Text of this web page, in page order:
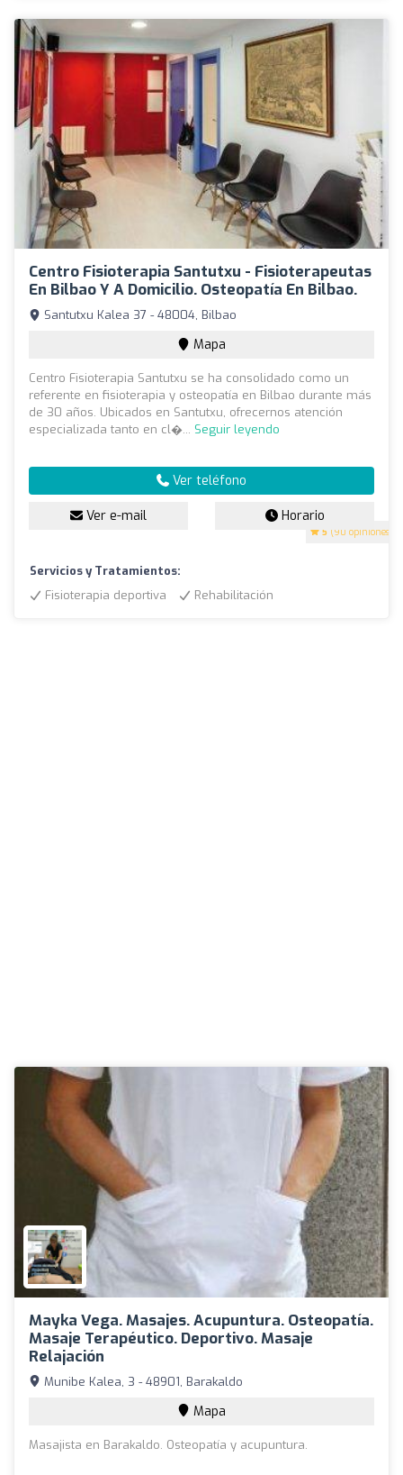
Centro Fisioterapia Santutxu - Fisioterapeutas
En Bilbao Y A Domicilio. Osteopatía En Bilbao.
5 (90 opiniones)
Santutxu Kalea 37 - 48004, Bilbao
Mapa
Centro Fisioterapia Santutxu se ha consolidado como un
referente en fisioterapia y osteopatía en Bilbao durante más
de 30 años. Ubicados en Santutxu, ofrecernos atención
especializada tanto en cl�... Seguir leyendo
Ver teléfono
Ver e-mail Horario
Servicios y Tratamientos:
Fisioterapia deportiva
Rehabilitación
Mayka Vega. Masajes. Acupuntura. Osteopatía.
Masaje Terapéutico. Deportivo. Masaje
Relajación
Munibe Kalea, 3 - 48901, Barakaldo
Mapa
Masajista en Barakaldo. Osteopatía y acupuntura.